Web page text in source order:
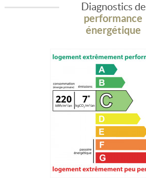
Diagnostics de
performance
énergétique